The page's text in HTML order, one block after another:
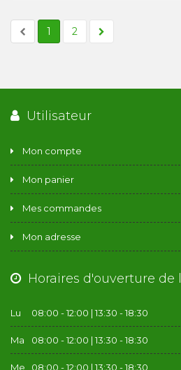
1 2
Utilisateur
Mon compte
Mon panier
Mes commandes
Mon adresse
Horaires d'ouverture
Lu 08:00 - 12:00 | 13:30 - 18:30
Ma 08:00 - 12:00 | 13:30 - 18:30
Me 08:00 - 12:00 | 13:30 - 18:30